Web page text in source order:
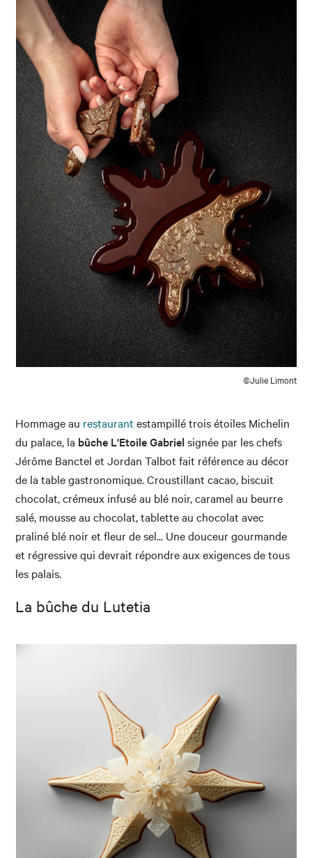
©Julie Limont
Hommage au restaurant estampillé trois étoiles Michelin
du palace, la bûche L'Etoile Gabriel signée par les chefs
Jérôme Banctel et Jordan Talbot fait référence au décor
de la table gastronomique. Croustillant cacao, biscuit
chocolat, crémeux infusé au blé noir, caramel au beurre
salé, mousse au chocolat, tablette au chocolat avec
praliné blé noir et fleur de sel... Une douceur gourmande
et régressive qui devrait répondre aux exigences de tous
les palais.
La bûche du Lutetia